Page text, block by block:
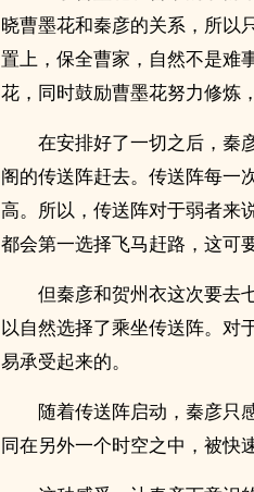
晓曹墨花和秦彦的关系，所以
置上，保全曹家，自然不是难
花，同时鼓励曹墨花努力修炼
在安排好了一切之后，秦
阁的传送阵赶去。传送阵每一
高。所以，传送阵对于弱者来
都会第一选择飞马赶路，这可
但秦彦和贺州衣这次要去
以自然选择了乘坐传送阵。对
易承受起来的。
随着传送阵启动，秦彦只
同在另外一个时空之中，被快